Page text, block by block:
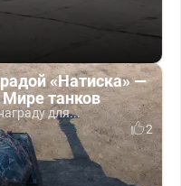
«Натиска» —
Мире танков
для...
2